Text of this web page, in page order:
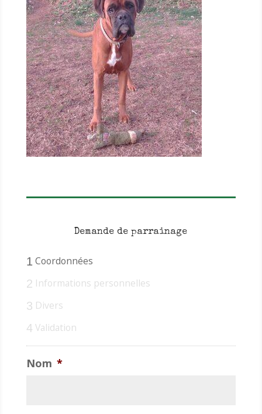
Demande de parrainage
1 Coordonnées
2 Informations personnelles
3 Divers
4 Validation
Nom *